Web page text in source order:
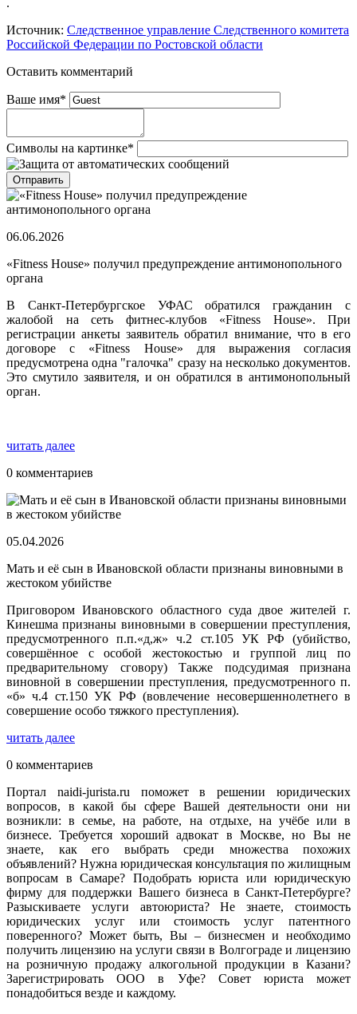
.
Источник: Следственное управление Следственного комитета
Российской Федерации по Ростовской области
Оставить комментарий
Ваше имя*
Символы на картинке*
06.06.2026
«Fitness House» получил предупреждение антимонопольного
органа
В Санкт-Петербургское УФАС обратился гражданин с
жалобой на сеть фитнес-клубов «Fitness House». При
регистрации анкеты заявитель обратил внимание, что в его
договоре с «Fitness House» для выражения согласия
предусмотрена одна "галочка" сразу на несколько документов.
Это смутило заявителя, и он обратился в антимонопольный
орган.
читать далее
0 комментариев
05.04.2026
Мать и её сын в Ивановской области признаны виновными в
жестоком убийстве
Приговором Ивановского областного суда двое жителей г.
Кинешма признаны виновными в совершении преступления,
предусмотренного п.п.«д,ж» ч.2 ст.105 УК РФ (убийство,
совершённое с особой жестокостью и группой лиц по
предварительному сговору) Также подсудимая признана
виновной в совершении преступления, предусмотренного п.
«б» ч.4 ст.150 УК РФ (вовлечение несовершеннолетнего в
совершение особо тяжкого преступления).
читать далее
0 комментариев
Портал naidi-jurista.ru поможет в решении юридических
вопросов, в какой бы сфере Вашей деятельности они ни
возникли: в семье, на работе, на отдыхе, на учёбе или в
бизнесе. Требуется хороший адвокат в Москве, но Вы не
знаете, как его выбрать среди множества похожих
объявлений? Нужна юридическая консультация по жилищным
вопросам в Самаре? Подобрать юриста или юридическую
фирму для поддержки Вашего бизнеса в Санкт-Петербурге?
Разыскиваете услуги автоюриста? Не знаете, стоимость
юридических услуг или стоимость услуг патентного
поверенного? Может быть, Вы – бизнесмен и необходимо
получить лицензию на услуги связи в Волгограде и лицензию
на розничную продажу алкогольной продукции в Казани?
Зарегистрировать ООО в Уфе? Совет юриста может
понадобиться везде и каждому.